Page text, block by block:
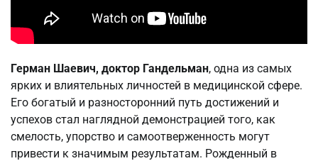
Герман Шаевич, доктор Гандельман, одна из самых
ярких и влиятельных личностей в медицинской сфере.
Его богатый и разносторонний путь достижений и
успехов стал наглядной демонстрацией того, как
смелость, упорство и самоотверженность могут
привести к значимым результатам. Рожденный в